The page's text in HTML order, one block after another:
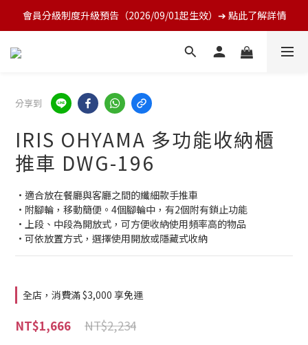
會員分級制度升級預告（2026/09/01起生效）➔ 點此了解詳情
分享到
IRIS OHYAMA 多功能收納櫃
推車 DWG-196
•適合放在餐廳與客廳之間的纖細款手推車
•附腳輪，移動簡便。4個腳輪中，有2個附有鎖止功能
•上段、中段為開放式，可方便收納使用頻率高的物品
•可依放置方式，選擇使用開放或隱藏式收納
全店，消費滿 $3,000 享免運
NT$2,234
NT$1,666